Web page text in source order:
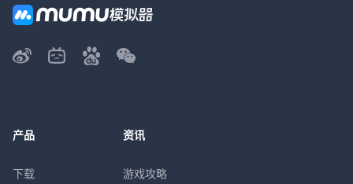
产品
下载
资讯
游戏攻略